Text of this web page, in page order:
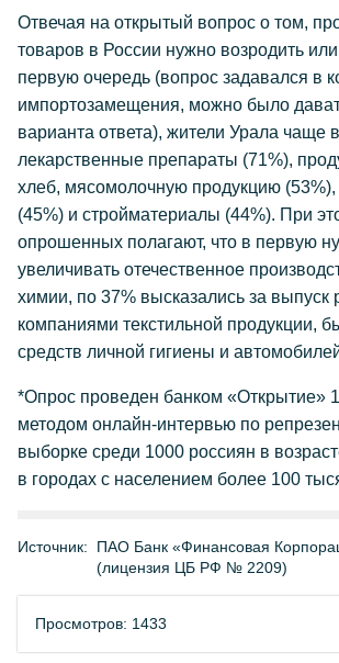
Отвечая на открытый вопрос о том,
товаров в России нужно возродить
первую очередь (вопрос задавался в
импортозамещения, можно было
варианта ответа), жители Урала чаще
лекарственные препараты (71%),
хлеб, мясомолочную продукцию
(45%) и стройматериалы (44%). При
опрошенных полагают, что в первую
увеличивать отечественное
химии, по 37% высказались за выпуск
компаниями текстильной продукции,
средств личной гигиены и
*Опрос проведен банком «Открытие»
методом онлайн-интервью по
выборке среди 1000 россиян в
в городах с населением более 100
Источник:
ПАО Банк «Финансовая
(лицензия ЦБ РФ № 2209)
Просмотров: 1433